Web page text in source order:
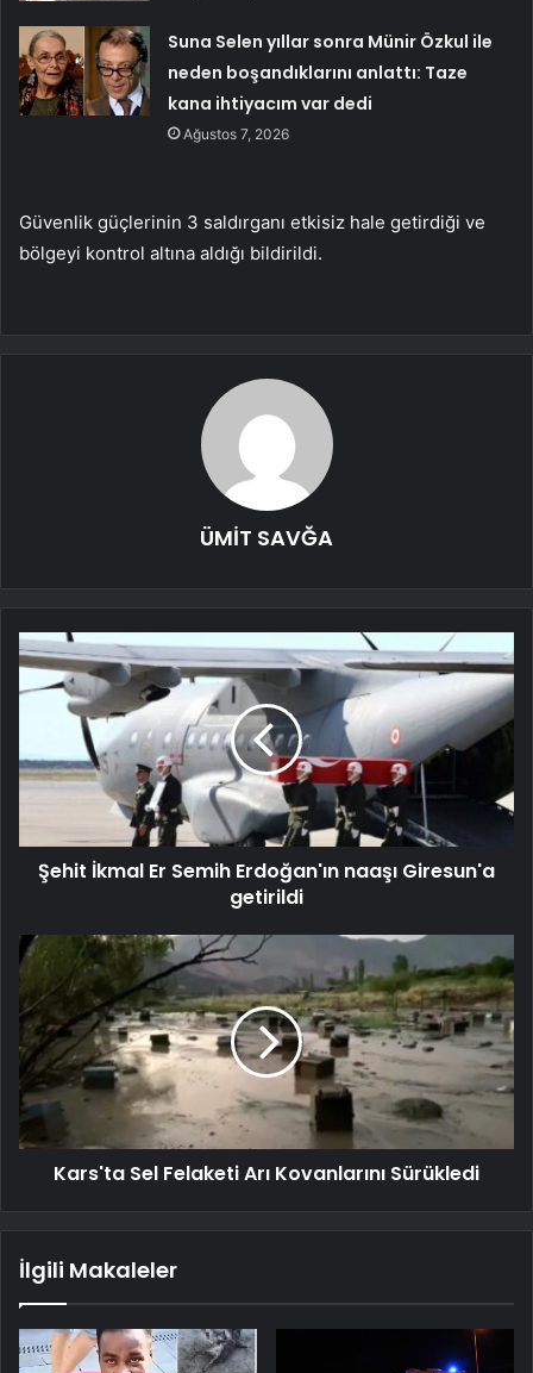
Suna Selen yıllar sonra Münir Özkul ile
neden boşandıklarını anlattı: Taze
kana ihtiyacım var dedi
Ağustos 7, 2026
Güvenlik güçlerinin 3 saldırganı etkisiz hale getirdiği ve
bölgeyi kontrol altına aldığı bildirildi.
ÜMİT SAVĞA
Şehit İkmal Er Semih Erdoğan'ın naaşı Giresun'a
getirildi
Kars'ta Sel Felaketi Arı Kovanlarını Sürükledi
İlgili Makaleler